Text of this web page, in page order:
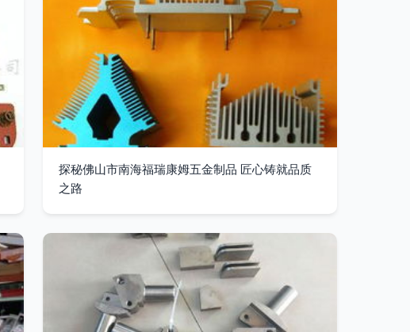
探秘佛山市南海福瑞康姆五金制品 匠心铸就品质
之路